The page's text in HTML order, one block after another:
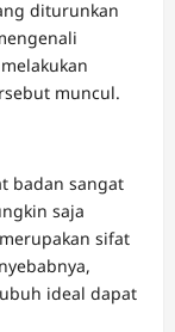
diturunkan
muncul.
badan sangat
saja
sifat
ideal dapat